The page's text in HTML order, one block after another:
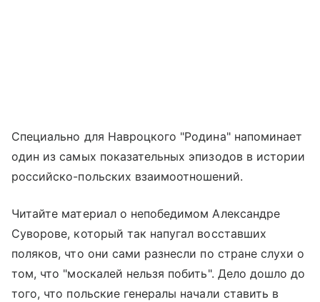
Специально для Навроцкого "Родина" напоминает
один из самых показательных эпизодов в истории
российско-польских взаимоотношений.
Читайте материал о непобедимом Александре
Суворове, который так напугал восставших
поляков, что они сами разнесли по стране слухи о
том, что "москалей нельзя побить". Дело дошло до
того, что польские генералы начали ставить в